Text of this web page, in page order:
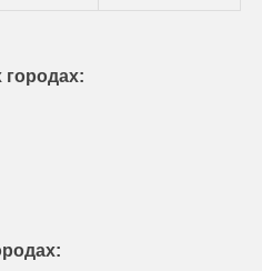
городах: